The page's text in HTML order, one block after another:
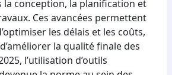
la conception, la planification et
Ces avancées permettent
les délais et les coûts,
la qualité finale des
l’utilisation d’outils